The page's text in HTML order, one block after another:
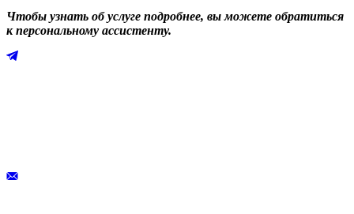
Чтобы узнать об услуге подробнее, вы можете обратиться
к персональному ассистенту.